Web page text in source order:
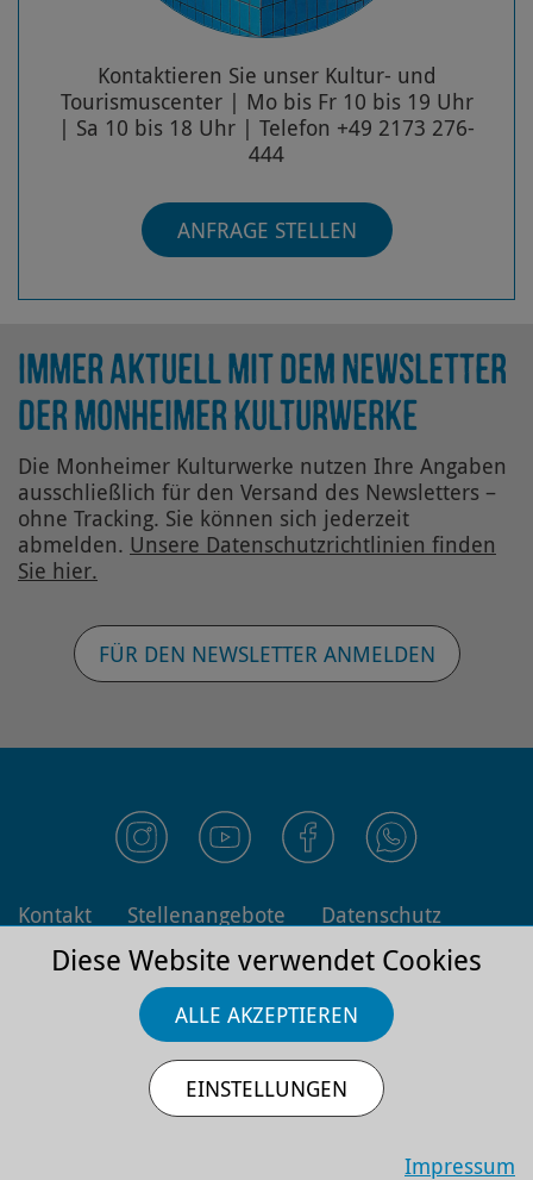
Kontaktieren Sie unser Kultur- und
Tourismuscenter | Mo bis Fr 10 bis 19 Uhr
| Sa 10 bis 18 Uhr | Telefon +49 2173 276-
444
ANFRAGE STELLEN
IMMER AKTUELL MIT DEM NEWSLETTER
DER MONHEIMER KULTURWERKE
Die Monheimer Kulturwerke nutzen Ihre Angaben
ausschließlich für den Versand des Newsletters –
ohne Tracking. Sie können sich jederzeit
abmelden. Unsere Datenschutz­richtlinien finden
Sie hier.
FÜR DEN NEWSLETTER ANMELDEN
Kontakt Stellenangebote
Datenschutz
Impressum
AGB
Die Monheimer Kulturwerke
Diese Website verwendet Cookies
ALLE AKZEPTIEREN
EINSTELLUNGEN
Impressum